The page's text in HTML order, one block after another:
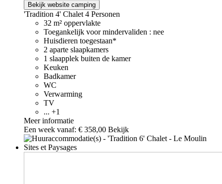
Bekijk website camping
'Tradition 4' Chalet 4 Personen
32 m² oppervlakte
Toegankelijk voor mindervaliden : nee
Huisdieren toegestaan*
2 aparte slaapkamers
1 slaapplek buiten de kamer
Keuken
Badkamer
WC
Verwarming
TV
... +1
Meer informatie
Een week vanaf: € 358,00 Bekijk